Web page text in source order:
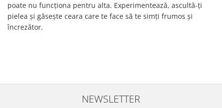
poate nu funcționa pentru alta. Experimentează, ascultă-ți
pielea și găsește ceara care te face să te simți frumos și
încrezător.
NEWSLETTER